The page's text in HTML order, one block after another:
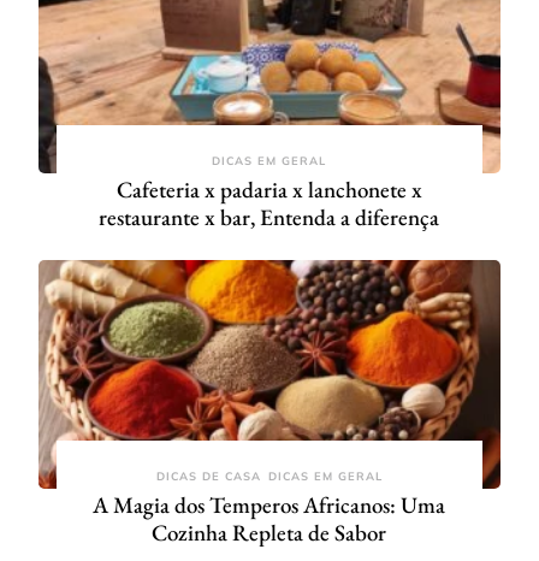
DICAS EM GERAL
Cafeteria x padaria x lanchonete x
restaurante x bar, Entenda a diferença
DICAS DE CASA DICAS EM GERAL
A Magia dos Temperos Africanos: Uma
Cozinha Repleta de Sabor